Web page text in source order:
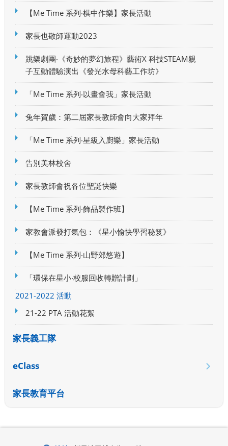
【Me Time 系列‧棋中作樂】家長活動
家長也敬師運動2023
跳樂劇團‧《奇妙的夢幻旅程》藝術X 科技STEAM親
子互動體驗演出《發光水母科藝工作坊》
「Me Time 系列‧以畫會我」家長活動
兔年賀歲：第二屆家長教師會向大家拜年
「Me Time 系列‧星級入廚樂」家長活動
告別美林校舍
家長教師會祝各位聖誕快樂
【Me Time 系列‧飾品製作班】
家教會派發打氣包：《星小愉快學習秘笈》
【Me Time 系列‧山野郊悠遊】
「環保在星小‧校服回收轉贈計劃」
2021-2022 活動
21-22 PTA 活動花絮
家長義工隊
eClass
家長教育平台